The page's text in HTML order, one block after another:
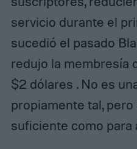
servicio durante el
sucedió el pasado
redujo la membresía
$2 dólares . No es
propiamente tal,
suficiente como para